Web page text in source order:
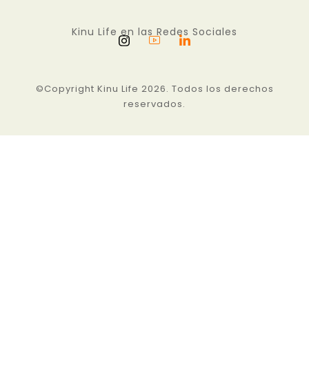
Kinu Life en las Redes Sociales
©Copyright Kinu Life 2026. Todos los derechos
reservados.